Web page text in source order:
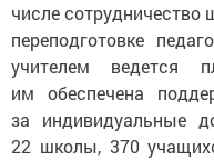
числе
переподготовке
учителем ведется
им обеспечена
за индивидуальные
22 школы, 370